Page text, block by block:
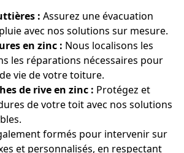
: Assurez une évacuation
avec nos solutions sur mesure.
en zinc : Nous localisons les
les réparations nécessaires pour
vie de votre toiture.
de rive en zinc : Protégez et
de votre toit avec nos solutions
formés pour intervenir sur
et personnalisés, en respectant